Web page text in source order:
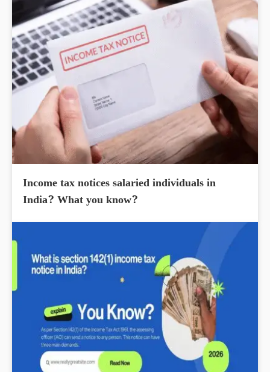
Income tax notices salaried individuals in
India? What you know?